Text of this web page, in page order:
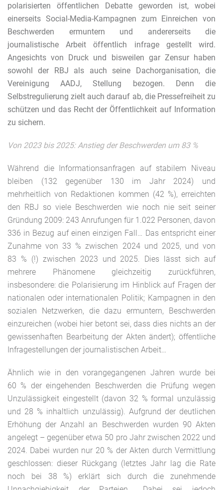
polarisierten öffentlichen Debatte geworden ist, wobei
einerseits Social-Media-Kampagnen zum Einreichen von
Beschwerden ermuntern und andererseits die
journalistische Arbeit öffentlich infrage gestellt wird.
Angesichts von Druck und bisweilen gar Zensur haben
sowohl der RBJ als auch seine Dachorganisation, die
Vereinigung AADJ, Stellung bezogen. Denn die
Selbstregulierung zielt auch darauf ab, die Pressefreiheit zu
schützen und das Recht der Öffentlichkeit auf Information
zu sichern.
Von 2023 bis 2025: Anstieg der Beschwerden um 83 %
Während die Informationsanfragen auf stabilem Niveau
bleiben (132 gegenüber 130 im Jahr 2024) und
mehrheitlich von Redaktionen kommen (42 %), erreichten
den RBJ so viele Beschwerden wie noch nie seit seiner
Gründung 2009: 243 Anrufungen für 1.022 Personen, davon
336 in Bezug auf einen einzigen Fall… Das entspricht einer
Zunahme von 33 % zwischen 2024 und 2025, und von
83 % (!) zwischen 2023 und 2025. Dies lässt sich auf
mehrere Phänomene gleichzeitig zurückführen,
insbesondere: die Polarisierung im Hinblick auf Fragen der
nationalen oder internationalen Politik; Kampagnen in den
sozialen Netzwerken, die dazu ermuntern, Beschwerden
einzureichen (wobei hier betont sei, dass dies nichts an der
gewissenhaften Bearbeitung der Akten ändert); öffentliche
Infragestellungen der journalistischen Arbeit…
Ähnlich wie in den vorangegangenen Jahren wurde bei
60 % der eingehenden Beschwerden die Prüfung wegen
Unzulässigkeit eingestellt (davon 32 % formal unzulässig
und 28 % inhaltlich unzulässig). Aufgrund der deutlichen
Erhöhung der Anzahl an Beschwerden wurden 90 Akten
angelegt – gegenüber etwa 50 pro Jahr zwischen 2022 und
2024. Dabei wurden nur 20 % der Akten durch Vermittlung
geschlossen: dieser Rückgang (letztes Jahr lag die Rate
noch bei 38 %) erklärt sich durch die zunehmende